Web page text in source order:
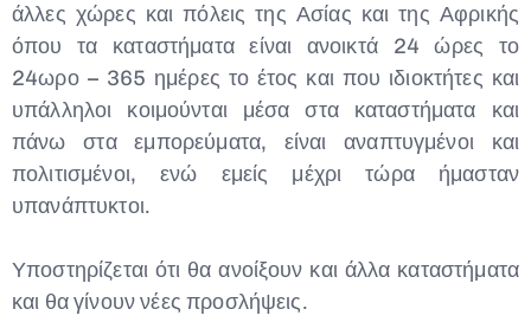
άλλες χώρες και πόλεις της Ασίας και της Αφρικής
όπου τα καταστήματα είναι ανοικτά 24 ώρες το
24ωρο – 365 ημέρες το έτος και που ιδιοκτήτες και
υπάλληλοι κοιμούνται μέσα στα καταστήματα και
πάνω στα εμπορεύματα, είναι αναπτυγμένοι και
πολιτισμένοι, ενώ εμείς μέχρι τώρα ήμασταν
υπανάπτυκτοι.
Υποστηρίζεται ότι θα ανοίξουν και άλλα καταστήματα
και θα γίνουν νέες προσλήψεις.